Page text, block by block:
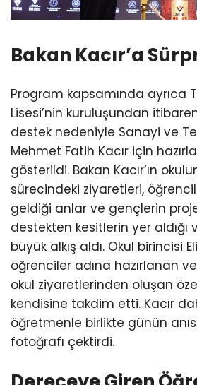
Bakan Kacır’a
Program kapsamında ayrıca
Lisesi’nin kuruluşundan
destek nedeniyle Sanayi ve
Mehmet Fatih Kacır için
gösterildi. Bakan Kacır’ın
sürecindeki ziyaretleri,
geldiği anlar ve gençlerin
destekten kesitlerin yer aldığı
büyük alkış aldı. Okul birincisi
öğrenciler adına hazırlanan ve
okul ziyaretlerinden oluşan
kendisine takdim etti. Kacır
öğretmenle birlikte günün
fotoğrafı çektirdi.